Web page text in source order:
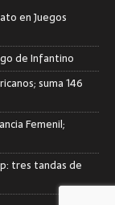
en Juegos
de Infantino
suma 146
Femenil;
tres tandas de